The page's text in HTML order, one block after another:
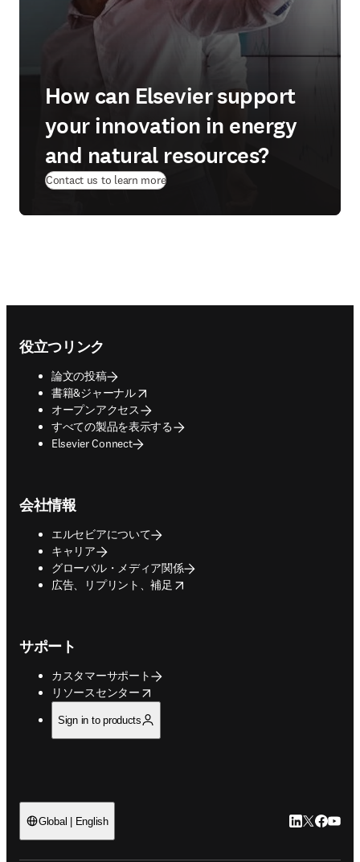
How can Elsevier support
your innovation in energy
and natural resources?
Contact us to learn more
役立つリンク
論文の投稿
書籍&ジャーナル
opens in new tab/window
オープンアクセス
すべての製品を表示する
Elsevier Connect
会社情報
エルセビアについて
キャリア
グローバル・メディア関係
広告、リプリント、補足
opens in new tab/window
サポート
カスタマーサポート
リソースセンター
opens in new tab/window
Sign in to products
Global | English LinkedIn 新
Twitter 新